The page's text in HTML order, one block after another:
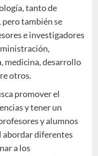
tanto de
pero también se
e investigadores
medicina, desarrollo
otros.
promover el
y tener un
y alumnos
abordar diferentes
a los